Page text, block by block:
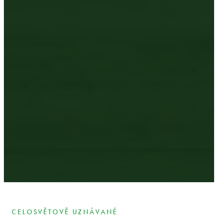
CELOSVĚTOVĚ UZNÁVANÉ